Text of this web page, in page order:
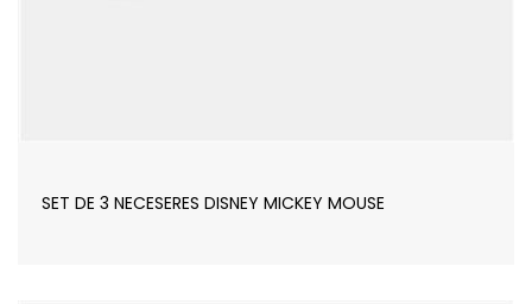
SET DE 3 NECESERES DISNEY MICKEY MOUSE